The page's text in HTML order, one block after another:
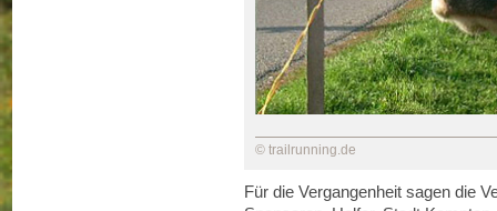
© trailrunning.de
Für die Vergangenheit sagen die